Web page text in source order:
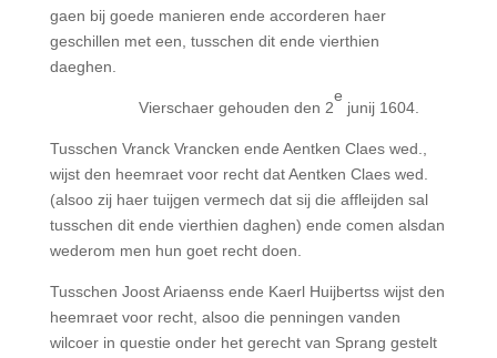
gaen bij goede manieren ende accorderen haer
geschillen met een, tusschen dit ende vierthien
daeghen.
Vierschaer gehouden den 2
e
junij 1604.
Tusschen Vranck Vrancken ende Aentken Claes wed.,
wijst den heemraet voor recht dat Aentken Claes wed.
(alsoo zij haer tuijgen vermech dat sij die affleijden sal
tusschen dit ende vierthien daghen) ende comen alsdan
wederom men hun goet recht doen.
Tusschen Joost Ariaenss ende Kaerl Huijbertss wijst den
heemraet voor recht, alsoo die penningen vanden
wilcoer in questie onder het gerecht van Sprang gestelt